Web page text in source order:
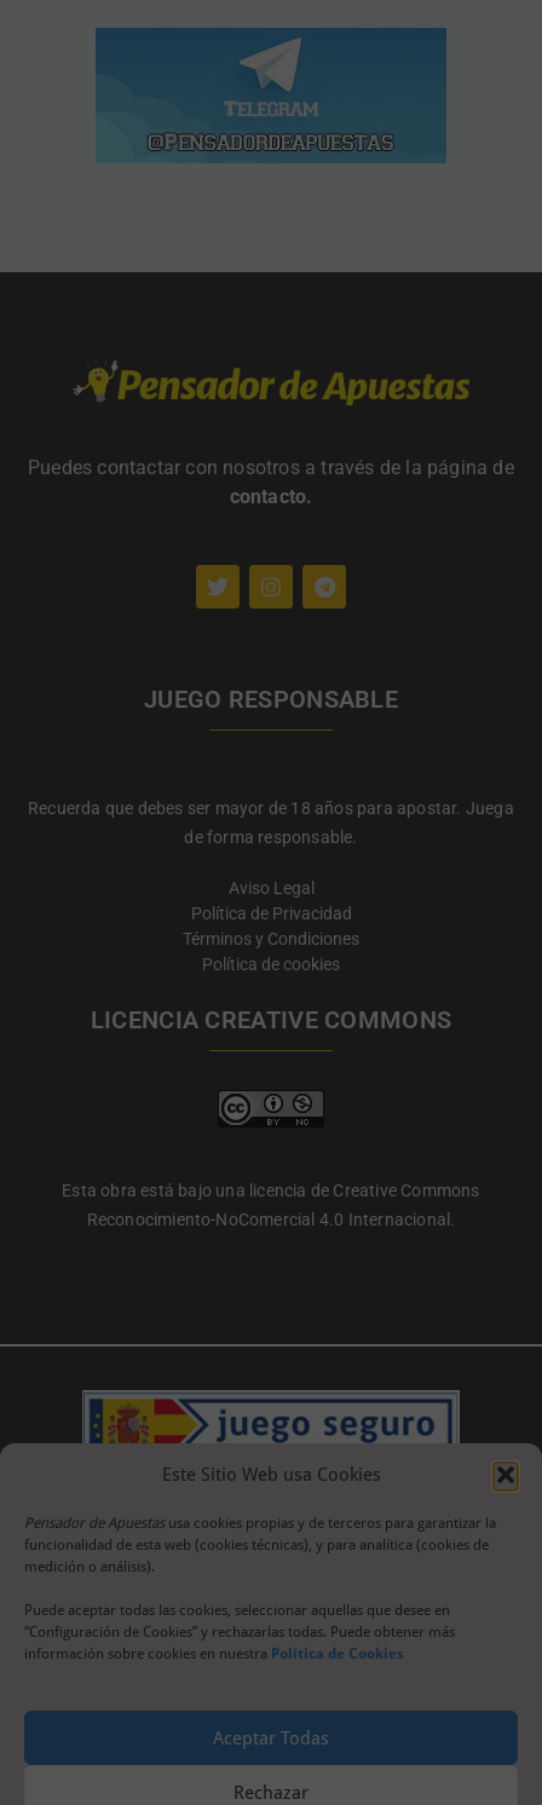
Este Sitio Web usa Cookies
Pensador de Apuestas usa cookies propias y de terceros para garantizar la
funcionalidad de esta web (cookies técnicas), y para analítica (cookies de
medición o análisis).
Puede aceptar todas las cookies, seleccionar aquellas que desee en
“Configuración de Cookies” y rechazarlas todas. Puede obtener más
información sobre cookies en nuestra Política de Cookies
Aceptar Todas
Rechazar
Puedes contactar con nosotros a través de la página de
contacto.
JUEGO RESPONSABLE
Recuerda que debes ser mayor de 18 años para apostar. Juega
de forma responsable.
Aviso Legal
Política de Privacidad
Términos y Condiciones
Política de cookies
LICENCIA CREATIVE COMMONS
Esta obra está bajo una licencia de Creative Commons
Reconocimiento-NoComercial 4.0 Internacional.